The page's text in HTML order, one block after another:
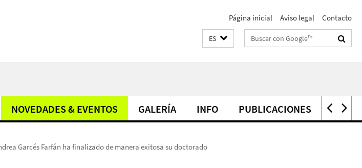
Página inicial Aviso legal Contacto
ES Suchbegriffe
NOVEDADES & EVENTOS GALERÍA INFO PUBLICACIONES
Garcés Farfán ha finalizado de manera exitosa su doctorado